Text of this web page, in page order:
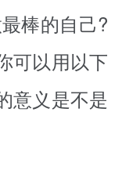
棒的自己?
可以用以下
意义是不是